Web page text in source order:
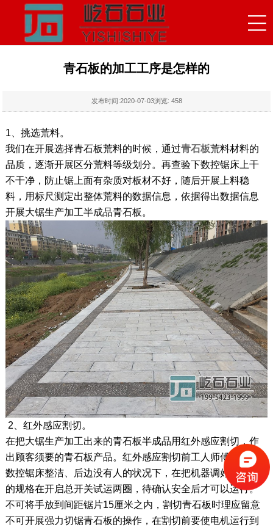
青石板的加工工序是怎样的
发布时间:2020-07-03浏览: 458
1、挑选荒料。
我们在开展选择青石板荒料的时候，通过青石板荒料材料的
品质，逐渐开展区分荒料等级划分。再查验下数控锯床上干
不干净，防止锯上面有杂质对板材不好，随后开展上料稳
料，用标尺测定出整体荒料的数据信息，依据得出数据信息
开展大锯生产加工半成品青石板。
2、红外感应割切。
在把大锯生产加工出来的青石板半成品用红外感应割切，作
出顾客须要的青石板产品。红外感应割切前工人师傅在确定
数控锯床整洁、后边没有人的状况下，在把机器调好要割切
的规格在开启总开关试运两圈，待确认安全后才可以运行。
不可将手放到间距锯片15厘米之内，割切青石板时理应留意
不可开展强力切锯青石板的操作，在割切前要使电机运行到